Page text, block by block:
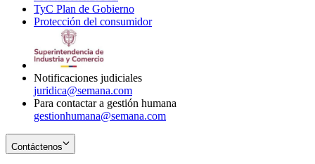
new
window
in
new
TyC Plan de Gobierno
in
Protección del consumidorOpens
Notificaciones judiciales
juridica@semana.com
Para contactar a gestión humana
gestionhumana@semana.com
Contáctenos